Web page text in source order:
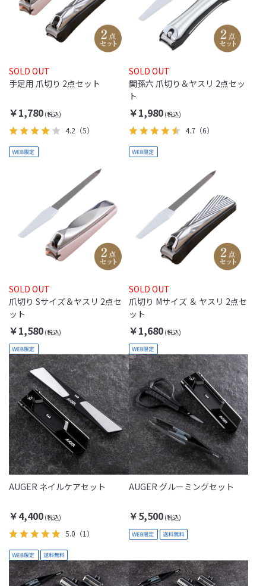
SOLD OUT
手足用 爪切り 2点セット
￥1,780
4.2 （5）
SOLD OUT
関孫六 爪切り＆ヤスリ 2点セッ
ト
￥1,980
4.7（6）
SOLD OUT
爪切り Sサイズ＆ヤスリ 2点セ
ット
￥1,580
SOLD OUT
爪切り Mサイズ ＆ ヤスリ 2点セ
ット
￥1,680
AUGER ネイルケアセット
￥4,400
5.0 （1）
AUGER グルーミングセット
￥5,500